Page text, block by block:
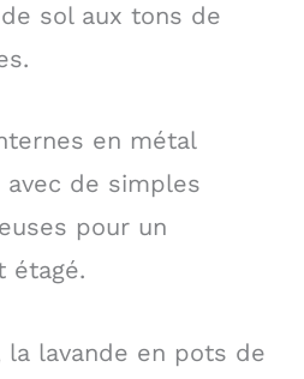
sol aux tons de
en métal
de simples
pour un
étagé.
la lavande en pots de